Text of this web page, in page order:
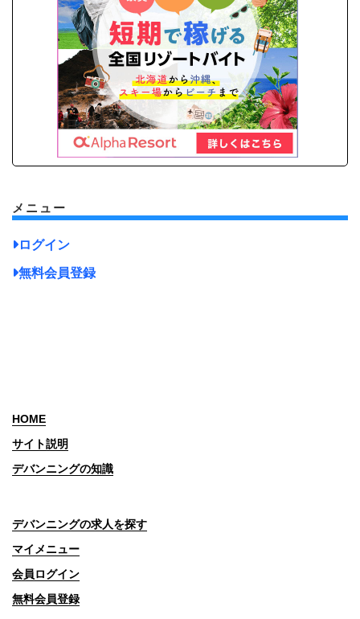
メニュー
ログイン
無料会員登録
HOME
サイト説明
デバンニングの知識
デバンニングの求人を探す
マイメニュー
会員ログイン
無料会員登録